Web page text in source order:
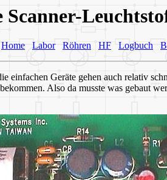
Scanner-
Home Labor Röhren HF Logbuch
Geräte gehen auch relativ
Also da musste was gebaut